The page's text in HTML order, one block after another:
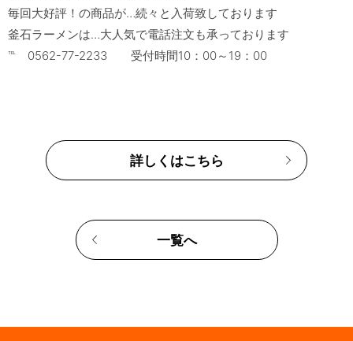
毎回大好評！の商品が…続々と入荷致しております
釜石ラーメンは…大人気で電話注文も承っております
詳しくはこちら
一覧へ